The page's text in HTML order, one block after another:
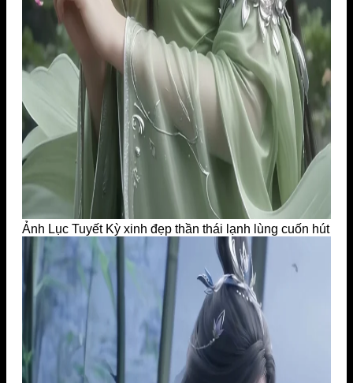
Ảnh Lục Tuyết Kỳ xinh đẹp thần thái lạnh lùng cuốn hút